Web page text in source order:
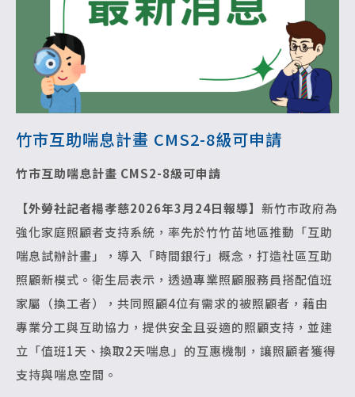
竹市互助喘息計畫 CMS2-8級可申請
竹市互助喘息計畫 CMS2-8級可申請
【外勞社記者楊孝慈2026年3月24日報導】 新竹市政府為
強化家庭照顧者支持系統，率先於竹竹苗地區推動「互助
喘息試辦計畫」，導入「時間銀行」概念，打造社區互助
照顧新模式。衛生局表示，透過專業照顧服務員搭配值班
家屬（換工者），共同照顧4位有需求的被照顧者，藉由
專業分工與互助協力，提供安全且妥適的照顧支持，並建
立「值班1天、換取2天喘息」的互惠機制，讓照顧者獲得
支持與喘息空間。